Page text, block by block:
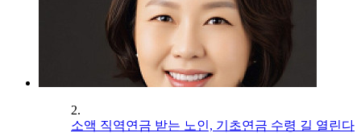
2.
소액 직역연금 받는 노인, 기초연금 수령 길 열린다